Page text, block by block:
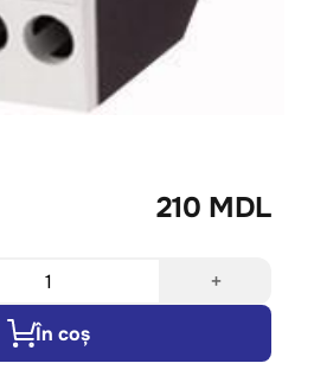
210 MDL
+
În coș